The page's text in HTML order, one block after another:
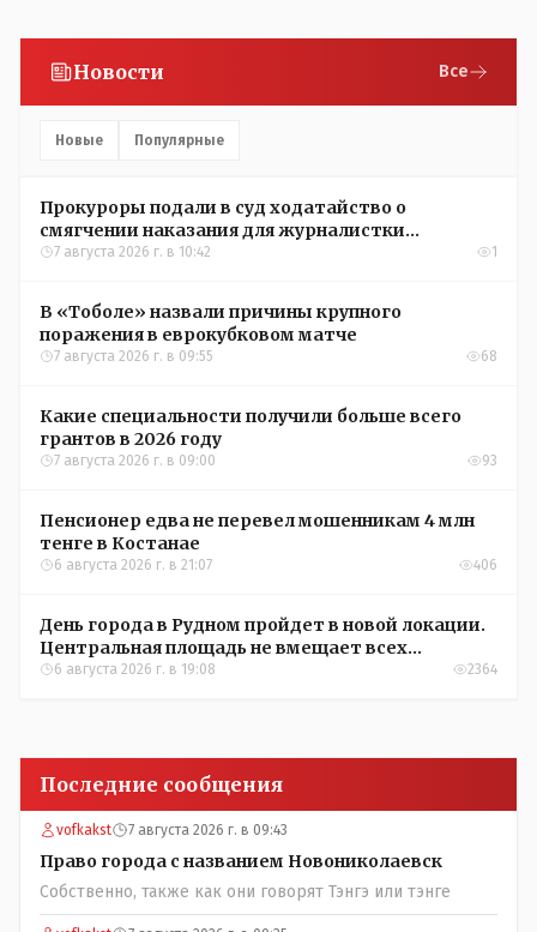
Новости Все
Новые Популярные
Прокуроры подали в суд ходатайство о
смягчении наказания для журналистки
Александры Алёховой
7 августа 2026 г. в 10:42 1
В «Тоболе» назвали причины крупного
поражения в еврокубковом матче
7 августа 2026 г. в 09:55 68
Какие специальности получили больше всего
грантов в 2026 году
7 августа 2026 г. в 09:00 93
Пенсионер едва не перевел мошенникам 4 млн
тенге в Костанае
6 августа 2026 г. в 21:07 406
День города в Рудном пройдет в новой локации.
Центральная площадь не вмещает всех
желающих
6 августа 2026 г. в 19:08 2364
Последние сообщения
vofkakst 7 августа 2026 г. в 09:43
Право города с названием Новониколаевск
Собственно, также как они говорят Тэнгэ или тэнге